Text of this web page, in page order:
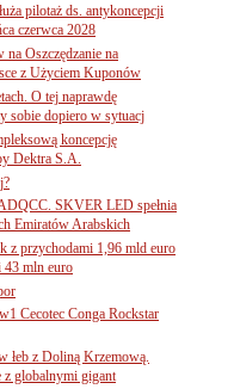
pilotaż ds. antykoncepcji
czerwca 2028
Oszczędzanie na
z Użyciem Kuponów
O tej naprawdę
sobie dopiero w sytuacj
koncepcję
Dektra S.A.
SKVER LED spełnia
Emiratów Arabskich
z przychodami 1,96 mld euro
mln euro
Cecotec Conga Rockstar
łeb z Doliną Krzemową.
globalnymi gigant